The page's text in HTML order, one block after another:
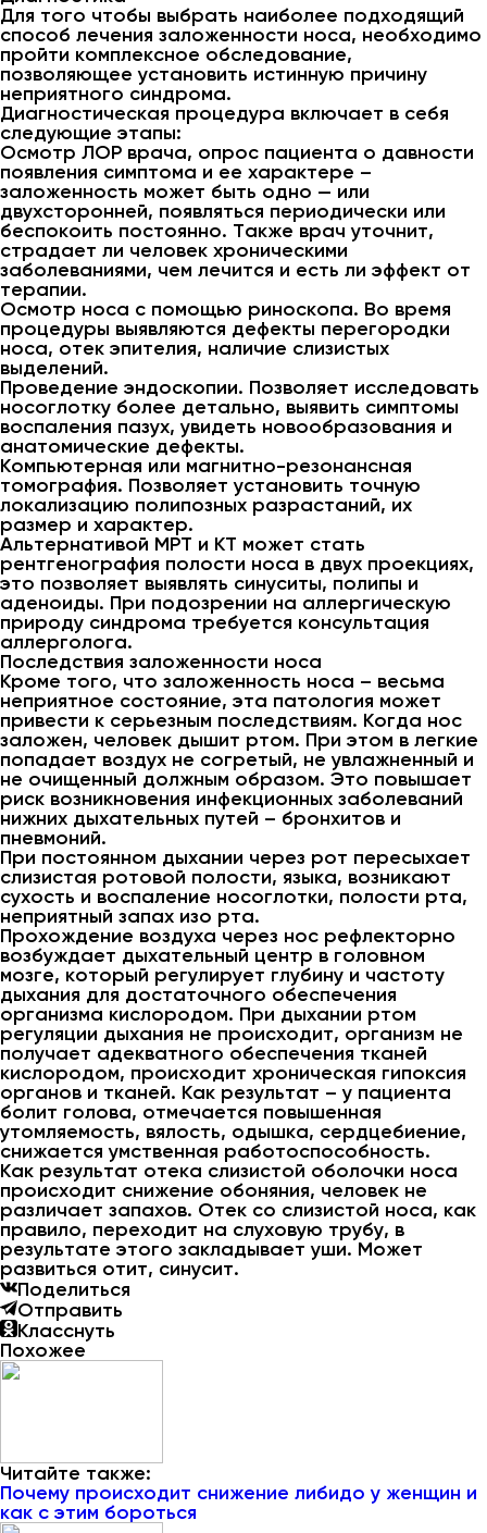
Для того чтобы выбрать наиболее подходящий
способ лечения заложенности носа, необходимо
пройти комплексное обследование,
позволяющее установить истинную причину
неприятного синдрома.
Диагностическая процедура включает в себя
следующие этапы:
Осмотр ЛОР врача, опрос пациента о давности
появления симптома и ее характере –
заложенность может быть одно — или
двухсторонней, появляться периодически или
беспокоить постоянно. Также врач уточнит,
страдает ли человек хроническими
заболеваниями, чем лечится и есть ли эффект от
терапии.
Осмотр носа с помощью риноскопа. Во время
процедуры выявляются дефекты перегородки
носа, отек эпителия, наличие слизистых
выделений.
Проведение эндоскопии. Позволяет исследовать
носоглотку более детально, выявить симптомы
воспаления пазух, увидеть новообразования и
анатомические дефекты.
Компьютерная или магнитно-резонансная
томография. Позволяет установить точную
локализацию полипозных разрастаний, их
размер и характер.
Альтернативой МРТ и КТ может стать
рентгенография полости носа в двух проекциях,
это позволяет выявлять синуситы, полипы и
аденоиды. При подозрении на аллергическую
природу синдрома требуется консультация
аллерголога.
Последствия заложенности носа
Кроме того, что заложенность носа – весьма
неприятное состояние, эта патология может
привести к серьезным последствиям. Когда нос
заложен, человек дышит ртом. При этом в легкие
попадает воздух не согретый, не увлажненный и
не очищенный должным образом. Это повышает
риск возникновения инфекционных заболеваний
нижних дыхательных путей – бронхитов и
пневмоний.
При постоянном дыхании через рот пересыхает
слизистая ротовой полости, языка, возникают
сухость и воспаление носоглотки, полости рта,
неприятный запах изо рта.
Прохождение воздуха через нос рефлекторно
возбуждает дыхательный центр в головном
мозге, который регулирует глубину и частоту
дыхания для достаточного обеспечения
организма кислородом. При дыхании ртом
регуляции дыхания не происходит, организм не
получает адекватного обеспечения тканей
кислородом, происходит хроническая гипоксия
органов и тканей. Как результат – у пациента
болит голова, отмечается повышенная
утомляемость, вялость, одышка, сердцебиение,
снижается умственная работоспособность.
Как результат отека слизистой оболочки носа
происходит снижение обоняния, человек не
различает запахов. Отек со слизистой носа, как
правило, переходит на слуховую трубу, в
результате этого закладывает уши. Может
развиться отит, синусит.
Поделиться
Отправить
Класснуть
Похожее
Читайте также:
Почему происходит снижение либидо у женщин и
как с этим бороться